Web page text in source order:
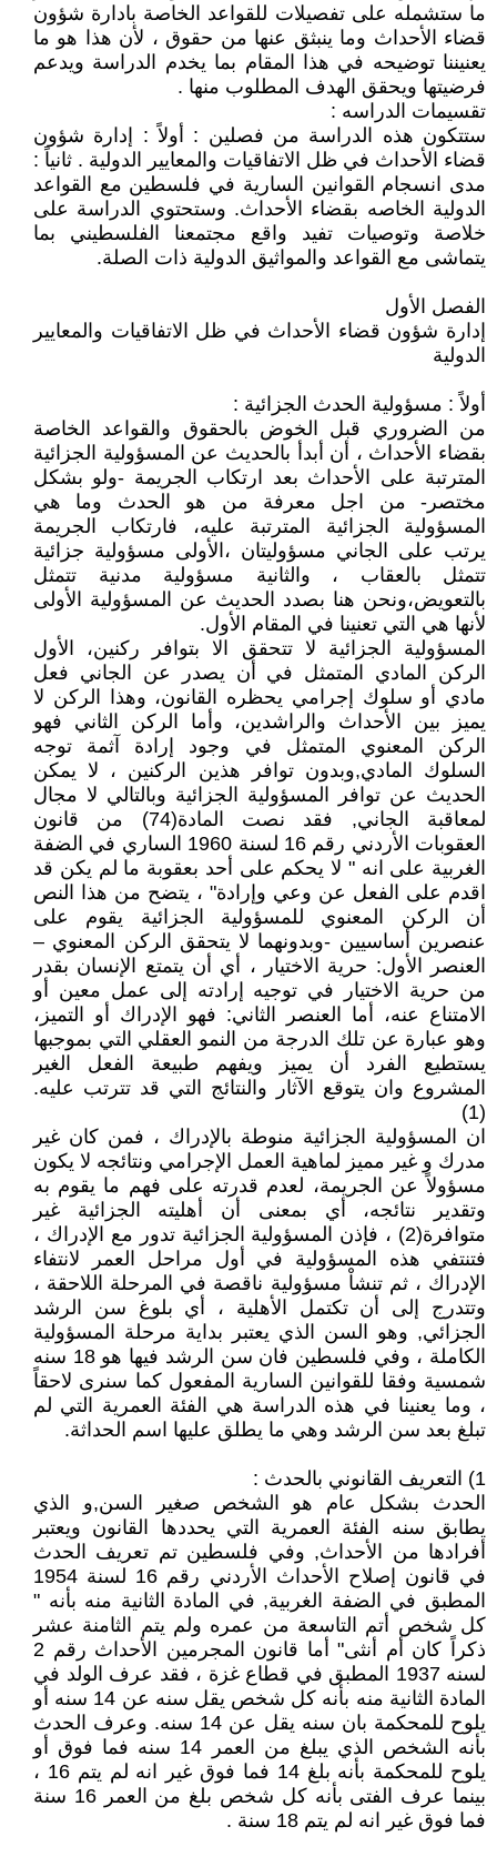
ما ستشمله على تفصيلات للقواعد الخاصة بادارة شؤون
قضاء الأحداث وما ينبثق عنها من حقوق ، لأن هذا هو ما
يعنيننا توضيحه في هذا المقام بما يخدم الدراسة ويدعم
فرضيتها ويحقق الهدف المطلوب منها .
تقسيمات الدراسه :
ستتكون هذه الدراسة من فصلين : أولاً : إدارة شؤون
قضاء الأحداث في ظل الاتفاقيات والمعايير الدولية . ثانياً :
مدى انسجام القوانين السارية في فلسطين مع القواعد
الدولية الخاصه بقضاء الأحداث. وستحتوي الدراسة على
خلاصة وتوصيات تفيد واقع مجتمعنا الفلسطيني بما
يتماشى مع القواعد والمواثيق الدولية ذات الصلة.
الفصل الأول
إدارة شؤون قضاء الأحداث في ظل الاتفاقيات والمعايير
الدولية
أولاً : مسؤولية الحدث الجزائية :
من الضروري قبل الخوض بالحقوق والقواعد الخاصة
بقضاء الأحداث ، أن أبدأ بالحديث عن المسؤولية الجزائية
المترتبة على الأحداث بعد ارتكاب الجريمة -ولو بشكل
مختصر- من اجل معرفة من هو الحدث وما هي
المسؤولية الجزائية المترتبة عليه، فارتكاب الجريمة
يرتب على الجاني مسؤوليتان ،الأولى مسؤولية جزائية
تتمثل بالعقاب ، والثانية مسؤولية مدنية تتمثل
بالتعويض،ونحن هنا بصدد الحديث عن المسؤولية الأولى
لأنها هي التي تعنينا في المقام الأول.
المسؤولية الجزائية لا تتحقق الا بتوافر ركنين، الأول
الركن المادي المتمثل في أن يصدر عن الجاني فعل
مادي أو سلوك إجرامي يحظره القانون، وهذا الركن لا
يميز بين الأحداث والراشدين، وأما الركن الثاني فهو
الركن المعنوي المتمثل في وجود إرادة آثمة توجه
السلوك المادي,وبدون توافر هذين الركنين ، لا يمكن
الحديث عن توافر المسؤولية الجزائية وبالتالي لا مجال
لمعاقبة الجاني, فقد نصت المادة(74) من قانون
العقوبات الأردني رقم 16 لسنة 1960 الساري في الضفة
الغربية على انه " لا يحكم على أحد بعقوبة ما لم يكن قد
اقدم على الفعل عن وعي وإرادة" ، يتضح من هذا النص
أن الركن المعنوي للمسؤولية الجزائية يقوم على
عنصرين أساسيين -وبدونهما لا يتحقق الركن المعنوي –
العنصر الأول: حرية الاختيار ، أي أن يتمتع الإنسان بقدر
من حرية الاختيار في توجيه إرادته إلى عمل معين أو
الامتناع عنه، أما العنصر الثاني: فهو الإدراك أو التميز،
وهو عبارة عن تلك الدرجة من النمو العقلي التي بموجبها
يستطيع الفرد أن يميز ويفهم طبيعة الفعل الغير
المشروع وان يتوقع الآثار والنتائج التي قد تترتب عليه.
(1)
ان المسؤولية الجزائية منوطة بالإدراك ، فمن كان غير
مدرك و غير مميز لماهية العمل الإجرامي ونتائجه لا يكون
مسؤولاً عن الجريمة، لعدم قدرته على فهم ما يقوم به
وتقدير نتائجه، أي بمعنى أن أهليته الجزائية غير
متوافرة(2) ، فإذن المسؤولية الجزائية تدور مع الإدراك ،
فتنتفي هذه المسؤولية في أول مراحل العمر لانتفاء
الإدراك ، ثم تنشاْ مسؤولية ناقصة في المرحلة اللاحقة ،
وتتدرج إلى أن تكتمل الأهلية ، أي بلوغ سن الرشد
الجزائي, وهو السن الذي يعتبر بداية مرحلة المسؤولية
الكاملة ، وفي فلسطين فان سن الرشد فيها هو 18 سنه
شمسية وفقا للقوانين السارية المفعول كما سنرى لاحقاً
، وما يعنينا في هذه الدراسة هي الفئة العمرية التي لم
تبلغ بعد سن الرشد وهي ما يطلق عليها اسم الحداثة.
1) التعريف القانوني بالحدث :
الحدث بشكل عام هو الشخص صغير السن,و الذي
يطابق سنه الفئة العمرية التي يحددها القانون ويعتبر
أفرادها من الأحداث, وفي فلسطين تم تعريف الحدث
في قانون إصلاح الأحداث الأردني رقم 16 لسنة 1954
المطبق في الضفة الغربية, في المادة الثانية منه بأنه "
كل شخص أتم التاسعة من عمره ولم يتم الثامنة عشر
ذكراً كان أم أنثى" أما قانون المجرمين الأحداث رقم 2
لسنه 1937 المطبق في قطاع غزة ، فقد عرف الولد في
المادة الثانية منه بأنه كل شخص يقل سنه عن 14 سنه أو
يلوح للمحكمة بان سنه يقل عن 14 سنه. وعرف الحدث
بأنه الشخص الذي يبلغ من العمر 14 سنه فما فوق أو
يلوح للمحكمة بأنه بلغ 14 فما فوق غير انه لم يتم 16 ،
بينما عرف الفتى بأنه كل شخص بلغ من العمر 16 سنة
فما فوق غير انه لم يتم 18 سنة .